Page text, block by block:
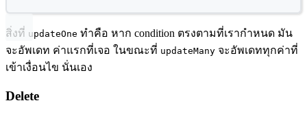
สิ่งที่ updateOne ทำคือ หาก condition ตรงตามที่เรากำหนด มัน
จะอัพเดท ค่าแรกที่เจอ ในขณะที่ updateMany จะอัพเดททุกค่าที่
เข้าเงื่อนไข นั่นเอง
Delete